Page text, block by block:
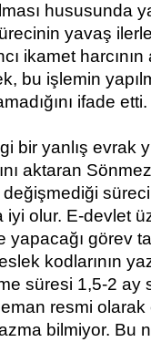
hususunda
yavaş
ikamet
bu işlemin
ifade etti.
bir yanlış evrak
aktaran
değişmediği
olur. E-devlet
yapacağı görev
kodlarının
süresi 1,5-2 ay
resmi olarak
bilmiyor. Bu